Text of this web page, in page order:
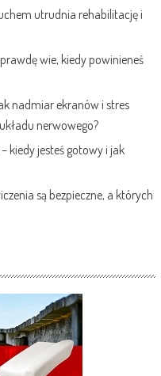
utrudnia rehabilitację i
wie, kiedy powinieneś
nadmiar ekranów i stres
nerwowego?
kiedy jesteś gotowy i jak
są bezpieczne, a których